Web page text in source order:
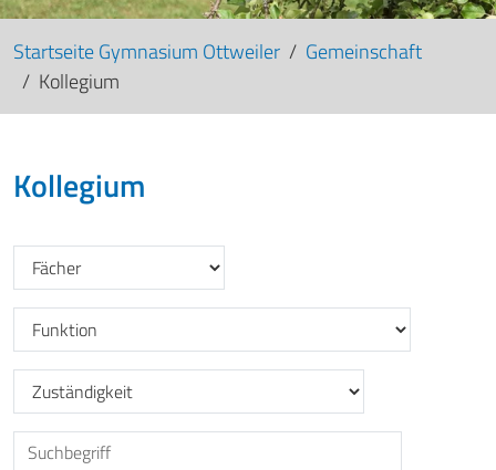
Startseite Gymnasium Ottweiler
Gemeinschaft
Kollegium
Kollegium
Filtern nach: Fächer_GO
Filtern nach: Funktion_GO
Filtern nach: Zuständigkeit_GO
Suche nach: